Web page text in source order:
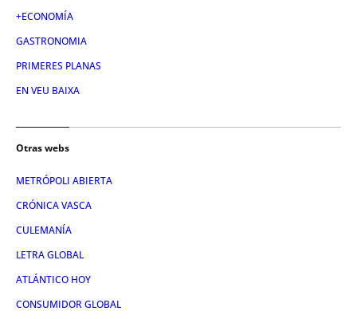
+ECONOMÍA
GASTRONOMIA
PRIMERES PLANAS
EN VEU BAIXA
Otras webs
METRÓPOLI ABIERTA
CRÓNICA VASCA
CULEMANÍA
LETRA GLOBAL
ATLÁNTICO HOY
CONSUMIDOR GLOBAL